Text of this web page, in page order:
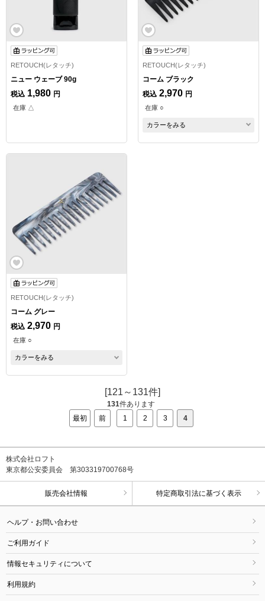
RETOUCH(レタッチ)
ニュー ウェーブ 90g
税込 1,980 円
在庫 △
RETOUCH(レタッチ)
コーム ブラック
税込 2,970 円
在庫 ○
カラーをみる
RETOUCH(レタッチ)
コーム グレー
税込 2,970 円
在庫 ○
カラーをみる
[121～131件]
131件あります
最初
前 1 2 3 4
株式会社ロフト
東京都公安委員会 第303319700768号
販売会社情報 特定商取引法に基づく表示
ヘルプ・お問い合わせ
ご利用ガイド
情報セキュリティについて
利用規約